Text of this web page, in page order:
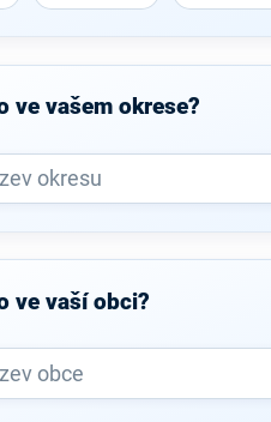
ve vašem okrese?
ve vaší obci?